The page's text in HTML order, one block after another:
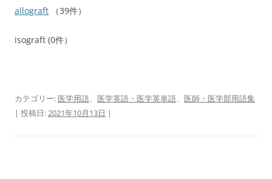
allograft （39件）
isograft (0件）
カテゴリー:医学用語、 医学英語・医学英単語、 医師・医学部用語集
| 投稿日:2021年10月13日 |